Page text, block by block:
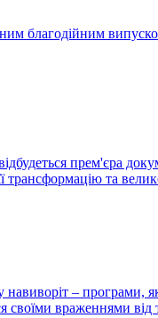
благодійним
прем'єра
трансформацію та
– програми,
своїми враженнями